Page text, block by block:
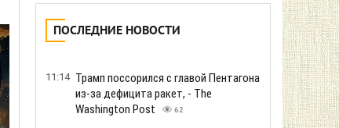
ПОСЛЕДНИЕ НОВОСТИ
11:14 Трамп поссорился с главой Пентагона
из-за дефицита ракет, - The
Washington Post
62